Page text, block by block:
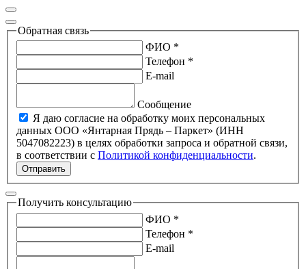
Обратная связь
ФИО *
Телефон *
E-mail
Сообщение
Я даю согласие на обработку моих персональных
данных ООО «Янтарная Прядь – Паркет» (ИНН
5047082223) в целях обработки запроса и обратной связи,
в соответствии с Политикой конфиденциальности.
Отправить
Получить консультацию
ФИО *
Телефон *
E-mail